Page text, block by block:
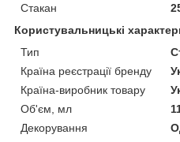
Стакан
Користувальницькі
Тип
Країна реєстрації бренду
Країна-виробник товару
Об'єм, мл
Декорування